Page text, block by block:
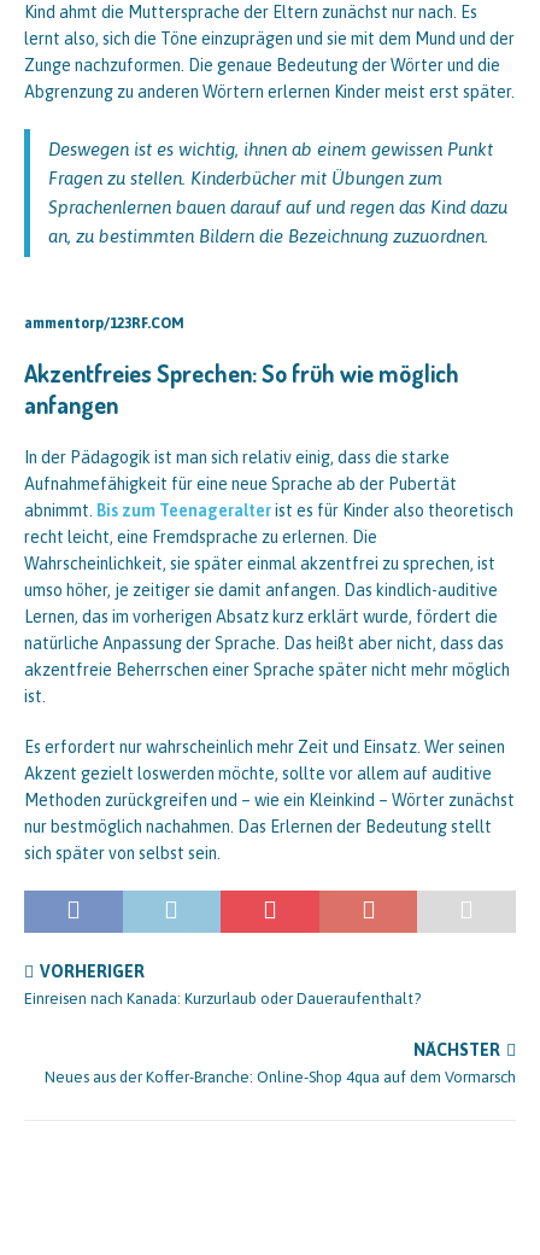
Kind ahmt die Muttersprache der Eltern zunächst nur nach. Es
lernt also, sich die Töne einzuprägen und sie mit dem Mund und der
Zunge nachzuformen. Die genaue Bedeutung der Wörter und die
Abgrenzung zu anderen Wörtern erlernen Kinder meist erst später.
Deswegen ist es wichtig, ihnen ab einem gewissen Punkt
Fragen zu stellen. Kinderbücher mit Übungen zum
Sprachenlernen bauen darauf auf und regen das Kind dazu
an, zu bestimmten Bildern die Bezeichnung zuzuordnen.
ammentorp/123RF.COM
Akzentfreies Sprechen: So früh wie möglich
anfangen
In der Pädagogik ist man sich relativ einig, dass die starke
Aufnahmefähigkeit für eine neue Sprache ab der Pubertät
abnimmt. Bis zum Teenageralterist es für Kinder also theoretisch
recht leicht, eine Fremdsprache zu erlernen. Die
Wahrscheinlichkeit, sie später einmal akzentfrei zu sprechen, ist
umso höher, je zeitiger sie damit anfangen. Das kindlich-auditive
Lernen, das im vorherigen Absatz kurz erklärt wurde, fördert die
natürliche Anpassung der Sprache. Das heißt aber nicht, dass das
akzentfreie Beherrschen einer Sprache später nicht mehr möglich
ist.
Es erfordert nur wahrscheinlich mehr Zeit und Einsatz. Wer seinen
Akzent gezielt loswerden möchte, sollte vor allem auf auditive
Methoden zurückgreifen und – wie ein Kleinkind – Wörter zunächst
nur bestmöglich nachahmen. Das Erlernen der Bedeutung stellt
sich später von selbst sein.
VORHERIGER
Einreisen nach Kanada: Kurzurlaub oder Daueraufenthalt?
NÄCHSTER
Neues aus der Koffer-Branche: Online-Shop 4qua auf dem Vormarsch